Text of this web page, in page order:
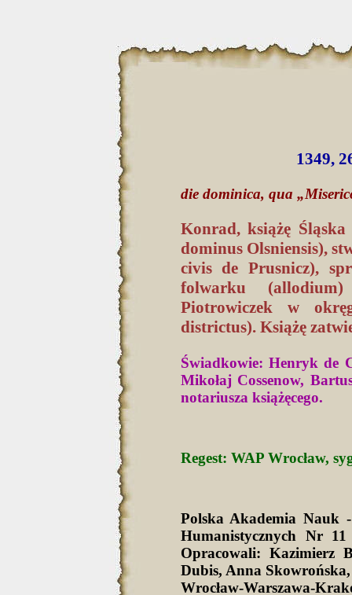
1349,
die dominica, qua
Konrad, książę
dominus Olsniensis),
civis de Prusnicz),
folwarku
Piotrowiczek w
districtus). Książę
Świadkowie: Henryk de
Mikołaj Cossenow,
notariusza książęcego.
Regest: WAP Wrocław,
Polska Akademia Nauk
Humanistycznych Nr
Opracowali: Kazimierz
Dubis, Anna
Wrocław-Warszawa-